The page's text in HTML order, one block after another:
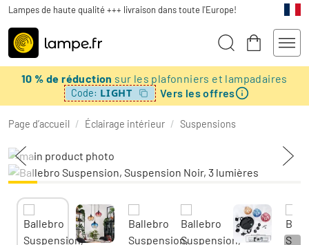
Lampes de haute qualité +++ livraison dans toute l'Europe!
10 % de réduction sur les plafonniers et lampadaires
Code: LIGHT Vers les offres
Page d’accueil / Éclairage intérieur / Suspensions